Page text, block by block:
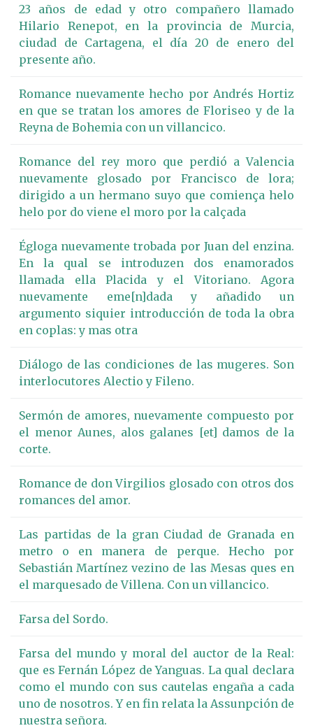
23 años de edad y otro compañero llamado
Hilario Renepot, en la provincia de Murcia,
ciudad de Cartagena, el día 20 de enero del
presente año.
Romance nuevamente hecho por Andrés Hortiz
en que se tratan los amores de Floriseo y de la
Reyna de Bohemia con un villancico.
Romance del rey moro que perdió a Valencia
nuevamente glosado por Francisco de lora;
dirigido a un hermano suyo que comiença helo
helo por do viene el moro por la calçada
Égloga nuevamente trobada por Juan del enzina.
En la qual se introduzen dos enamorados
llamada ella Placida y el Vitoriano. Agora
nuevamente eme[n]dada y añadido un
argumento siquier introducción de toda la obra
en coplas: y mas otra
Diálogo de las condiciones de las mugeres. Son
interlocutores Alectio y Fileno.
Sermón de amores, nuevamente compuesto por
el menor Aunes, alos galanes [et] damos de la
corte.
Romance de don Virgilios glosado con otros dos
romances del amor.
Las partidas de la gran Ciudad de Granada en
metro o en manera de perque. Hecho por
Sebastián Martínez vezino de las Mesas ques en
el marquesado de Villena. Con un villancico.
Farsa del Sordo.
Farsa del mundo y moral del auctor de la Real:
que es Fernán López de Yanguas. La qual declara
como el mundo con sus cautelas engaña a cada
uno de nosotros. Y en fin relata la Assunpción de
nuestra señora.